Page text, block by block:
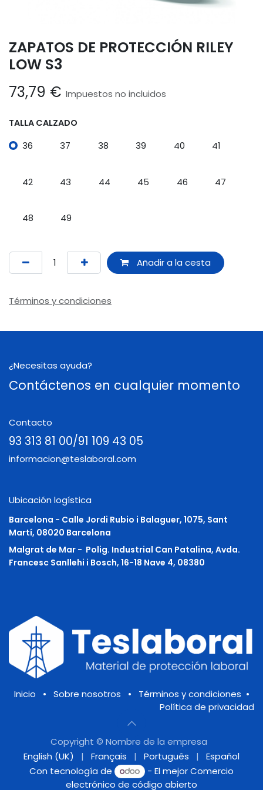
ZAPATOS DE PROTECCIÓN RILEY
LOW S3
73,79 € Impuestos no incluidos
TALLA CALZADO
36 37 38 39 40 41
42 43 44 45 46 47
48 49
Añadir a la cesta
Términos y condiciones
¿Necesitas ayuda?
Contáctenos en cualquier momento
Contacto
93 313 81 00/91 109 43 05
informacion@teslaboral.com
Ubicación logística
Barcelona - Calle Jordi Rubio i Balaguer, 1075, Sant
Martí, 08020 Barcelona
Malgrat de Mar - Polig. Industrial Can Patalina, Avda.
Francesc Sanllehi i Bosch, 16-18 Nave 4, 08380
Inicio • Sobre nosotros • Términos y condiciones •
Política de privacidad
Copyright © Nombre de la empresa
English (UK)
| Français | Português |
Español
Con tecnología de
- El mejorComercio
electrónico de código abierto